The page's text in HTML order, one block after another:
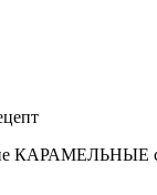
КАРАМЕЛЬНЫЕ